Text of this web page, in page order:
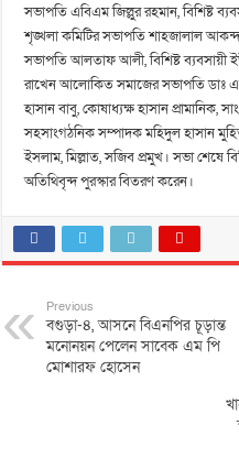
সভাপতি এবিএম জিল্লুর রহমান, বিশিষ্ট
শৃঙ্খলা কমিটির সভাপতি শাহজালাল
সভাপতি আলতাফ আলী, বিশিষ্ট ব্যবসায়ী
রাখেন আলোকিত সমাজের সভাপতি ডাঃ
হাসান বাবু, কোষাধ্যক্ষ হাসান
সহসাংগঠনিক সম্পাদক মহিদুল হাসান
ইসলাম, মিল্লাত, সজিব প্রমুখ। সভা শেষে
অতিথিবৃন্দ পুরস্কার বিতরণ করেন।
Previous
বগুড়া-৪, আসনে বিএনপির চূড়ান্ত
মনোনয়ন পেলেন সাবেক এম পি
মোশারফ হোসেন